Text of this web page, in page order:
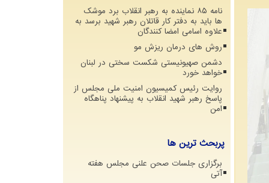
نامه ۸۵ نماینده به رهبر انقلاب برد موشک
ها باید به دفتر کار قاتلان رهبر شهید برسد به
علاوه اسامی امضا کنندگان
روش های درمان ریزش مو
دشمن صهیونیستی شکست سختی در لبنان
خواهد خورد
روایت رئیس کمیسیون امنیت ملی مجلس از
پاسخ رهبر شهید انقلاب به پیشنهاد پناهگاه
امن
پربحث ترین ها
برگزاری جلسات صحن علنی مجلس هفته
آتی